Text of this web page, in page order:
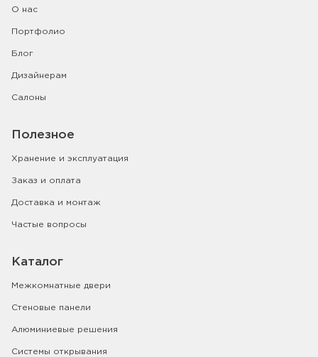
О нас
Портфолио
Блог
Дизайнерам
Салоны
Полезное
Хранение и эксплуатация
Заказ и оплата
Доставка и монтаж
Частые вопросы
Каталог
Межкомнатные двери
Стеновые панели
Алюминиевые решения
Системы открывания